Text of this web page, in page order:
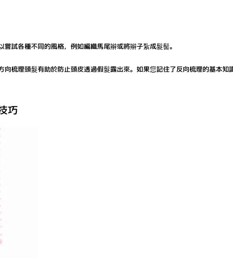
試各種不同的風格，例如編織馬尾辮或將辮子紮成髮髻。
向梳理頭髮有助於防止頭皮透過假髮露出來。如果您記住了反向梳理的基本知
巧